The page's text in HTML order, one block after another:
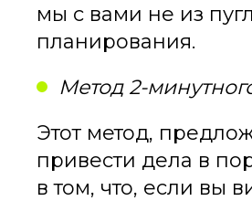
мы с вами не из
планирования.
Метод 2-
Этот метод,
привести дела в
в том, что, если вы